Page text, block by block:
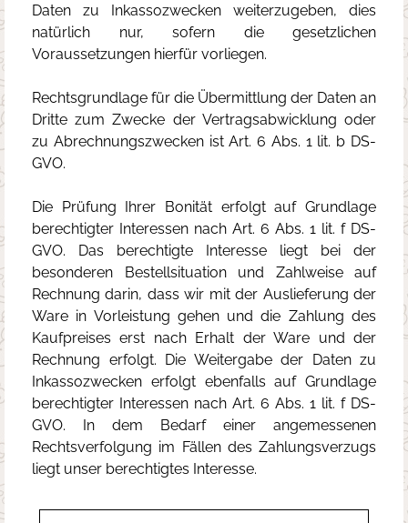
Daten zu Inkassozwecken weiterzugeben, dies
natürlich nur, sofern die gesetzlichen
Voraussetzungen hierfür vorliegen.
Rechtsgrundlage für die Übermittlung der Daten an
Dritte zum Zwecke der Vertragsabwicklung oder
zu Abrechnungszwecken ist Art. 6 Abs. 1 lit. b DS-
GVO.
Die Prüfung Ihrer Bonität erfolgt auf Grundlage
berechtigter Interessen nach Art. 6 Abs. 1 lit. f DS-
GVO. Das berechtigte Interesse liegt bei der
besonderen Bestellsituation und Zahlweise auf
Rechnung darin, dass wir mit der Auslieferung der
Ware in Vorleistung gehen und die Zahlung des
Kaufpreises erst nach Erhalt der Ware und der
Rechnung erfolgt. Die Weitergabe der Daten zu
Inkassozwecken erfolgt ebenfalls auf Grundlage
berechtigter Interessen nach Art. 6 Abs. 1 lit. f DS-
GVO. In dem Bedarf einer angemessenen
Rechtsverfolgung im Fällen des Zahlungsverzugs
liegt unser berechtigtes Interesse.